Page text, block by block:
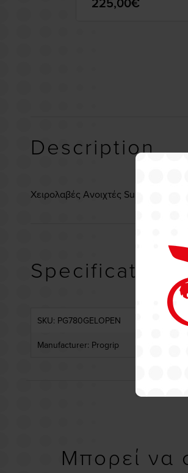
Description
Χειρολαβές Ανοιχτές Superbike
Specifications
SKU: PG780GELOPEN
Manufacturer: Progrip
Μπορεί να